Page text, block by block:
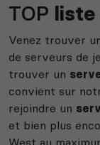
TOP liste
Venez trouver
de serveurs de
trouver un
convient sur
rejoindre un
et bien plus
West au